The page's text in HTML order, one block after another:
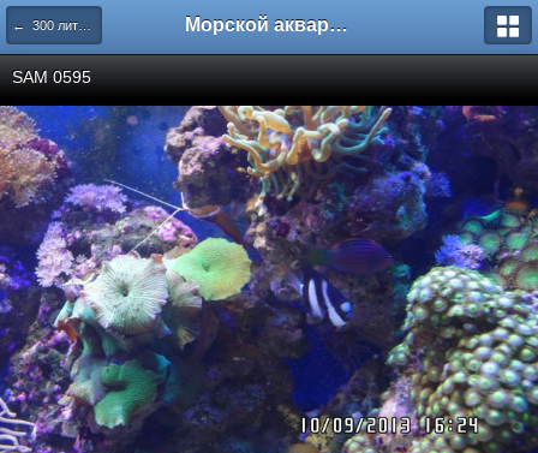
← 300 литров рифа Морской аквариум. Форумы ReefCentral.ru
SAM 0595